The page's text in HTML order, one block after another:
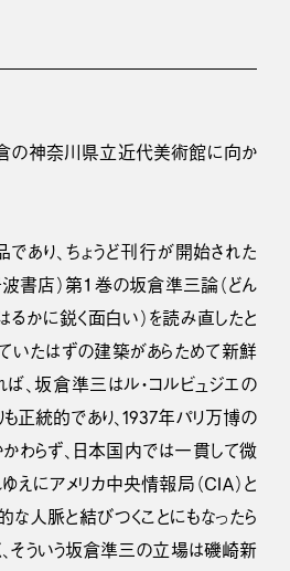
の神奈川県立近代美術館に向か
あり、ちょうど刊行が開始された
書店）第１巻の坂倉準三論（どん
かに鋭く面白い）を読み直したと
いたはずの建築があらためて新鮮
、坂倉準三はル・コルビュジエの
正統的であり、1937年パリ万博の
わらず、日本国内では一貫して微
にアメリカ中央情報局（ＣＩＡ）と
人脈と結びつくことにもなったら
、そういう坂倉準三の立場は磯崎新